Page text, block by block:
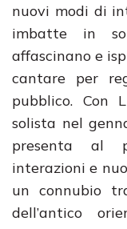
nuovi modi di
imbatte in
affascinano e
cantare per
pubblico. Con
solista nel
presenta al
interazioni e
un connubio
dell’antico